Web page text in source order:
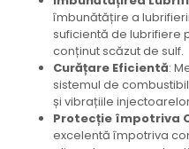
Electrice
Hidraulice
Motoare electrice si pompe
SÖRENSEN
Mecanice
Electrice
îmbunătățire a
suficientă de lubrifiere
conținut scăzut de sulf.
Curățare Eficientă:
sistemul de
și vibrațiile
Protecție împotriva
excelentă împotriva